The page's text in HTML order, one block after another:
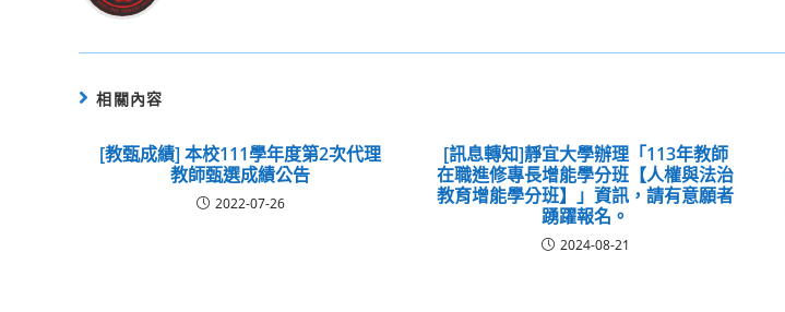
相關內容
[教甄成績] 本校111學年度第2次代理
教師甄選成績公告
2022-07-26
[訊息轉知]靜宜大學辦理「113年教師
在職進修專長增能學分班【人權與法治
教育增能學分班】」資訊，請有意願者
踴躍報名。
2024-08-21